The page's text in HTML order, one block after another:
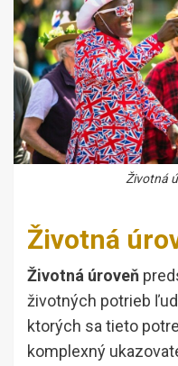
Životná
Životná
Životná úroveň
životných potrieb
ktorých sa tieto
komplexný